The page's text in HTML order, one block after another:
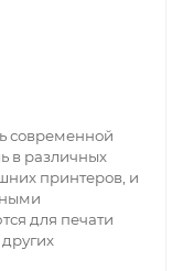
современной
в различных
принтеров, и
для печати